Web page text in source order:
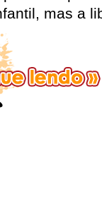
mas a